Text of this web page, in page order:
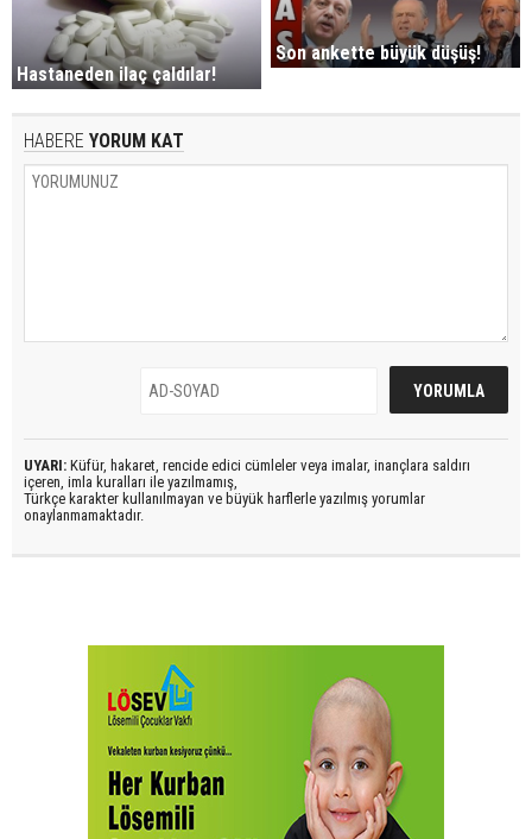
Hastaneden ilaç çaldılar!
Son ankette büyük düşüş!
HABERE YORUM KAT
UYARI: Küfür, hakaret, rencide edici cümleler veya imalar, inançlara saldırı
içeren, imla kuralları ile yazılmamış,
Türkçe karakter kullanılmayan ve büyük harflerle yazılmış yorumlar
onaylanmamaktadır.